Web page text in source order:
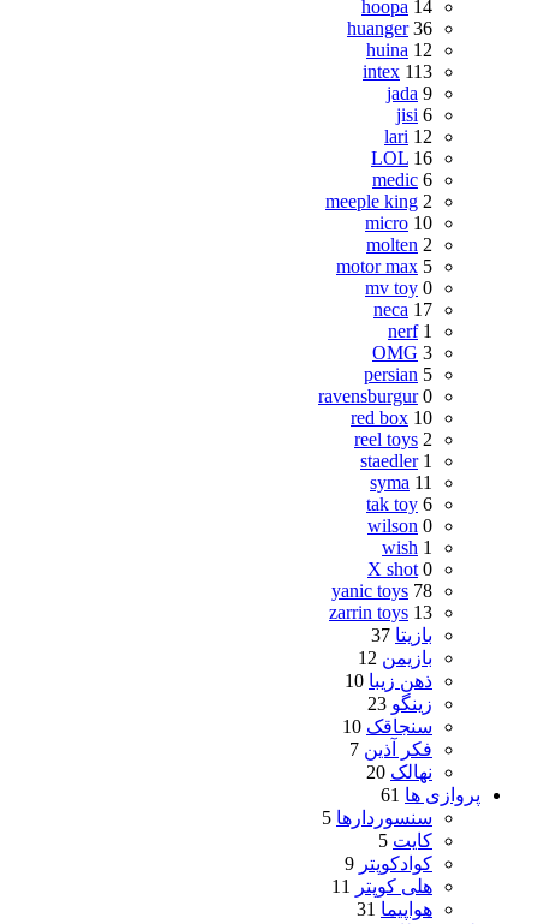
hoopa 14
huanger 36
huina 12
intex 113
jada 9
jisi 6
lari 12
LOL 16
medic 6
meeple king 2
micro 10
molten 2
motor max 5
mv toy 0
neca 17
nerf 1
OMG 3
persian 5
ravensburgur 0
red box 10
reel toys 2
staedler 1
syma 11
tak toy 6
wilson 0
wish 1
X shot 0
yanic toys 78
zarrin toys 13
بازیتا 37
بازیمن 12
ذهن زیبا 10
زینگو 23
سنجاقک 10
فکر آذین 7
نهالک 20
پروازی ها 61
سنسوردارها 5
کایت 5
کوادکوپتر 9
هلی کوپتر
11
هواپیما 31